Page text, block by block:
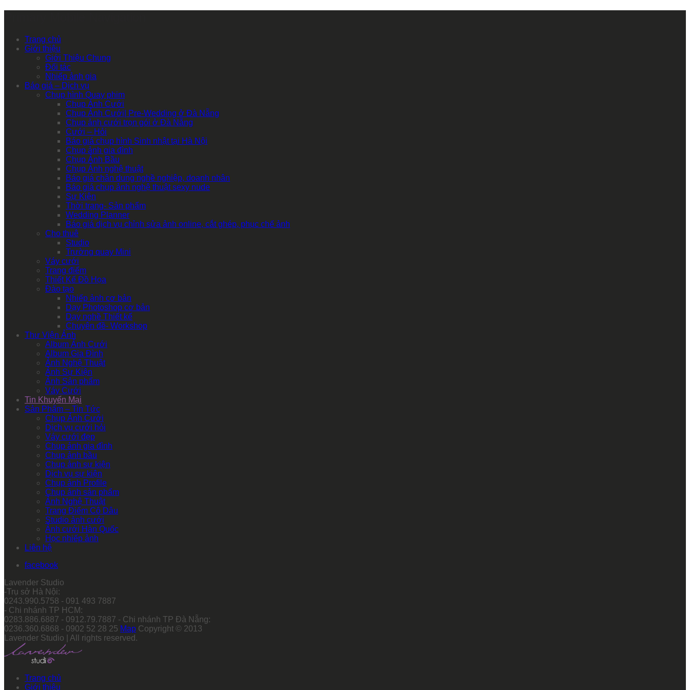
Trang chủ
Giới thiệu
Giới Thiệu Chung
Đối tác
Nhiếp ảnh gia
Báo giá – Dịch vụ
Chụp hình Quay phim
Chụp Ảnh Cưới
Chụp Ảnh Cưới| Pre-Wedding ở Đà Nẵng
Chụp ảnh cưới trọn gói ở Đà Nẵng
Cưới – Hỏi
Báo giá chụp hình Sinh nhật tại Hà Nội
Chụp ảnh gia đình
Chụp Ảnh Bầu
Chụp Ảnh nghệ thuật
Báo giá chân dung nghề nghiệp, doanh nhân
Báo giá chụp ảnh nghệ thuật sexy nude
Sự Kiện
Thời trang- Sản phẩm
Wedding Planner
Báo giá dịch vụ chỉnh sửa ảnh online, cắt ghép, phục chế ảnh
Cho thuê
Studio
Trường quay Mini
Váy cưới
Trang điểm
Thiết Kế Đồ Họa
Đào tạo
Nhiếp ảnh cơ bản
Dạy Photoshop cơ bản
Dạy nghề Thiết kế
Chuyên đề- Workshop
Thư Viện Ảnh
Album Ảnh Cưới
Album Gia Đình
Ảnh Nghệ Thuật
Ảnh Sự Kiện
Ảnh Sản phẩm
Váy Cưới
Tin Khuyến Mại
Sản Phẩm – Tin Tức
Chụp Ảnh Cưới
Dịch vụ cưới hỏi
Váy cưới đẹp
Chụp ảnh gia đình
Chụp ảnh bầu
Chụp ảnh sự kiện
Dịch vụ sự kiện
Chụp ảnh Profile
Chụp ảnh sản phẩm
Ảnh Nghệ Thuật
Trang Điểm Cô Dâu
Studio ảnh cưới
Ảnh cưới Hàn Quốc
Học nhiếp ảnh
Liên hệ
facebook
Lavender Studio
-Trụ sở Hà Nội:
0243.990.5758 - 091 493 7887
- Chi nhánh TP HCM:
0283.886.6887 - 0912.79.7887 - Chi nhánh TP Đà Nẵng:
0236.360.6868 - 0902 52 28 25 Map Copyright © 2013
Lavender Studio | All rights reserved.
Trang chủ
Giới thiệu